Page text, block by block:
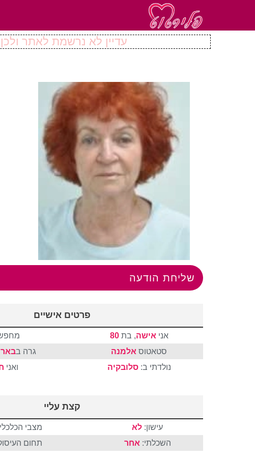
עדיין לא נרשמת לאתר
שליחת הודעה
פרטים אישיים
אני אישה, בת80
סטאטוס אלמנה גרה ב
נולדתי ב:סלובקיה ואני
קצת עליי
עישון: לא מצבי
השכלתי: אחר תחום